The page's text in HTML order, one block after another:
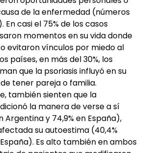
de la enfermedad (números
En casi el 75% de los casos
momentos en su vida donde
evitaron vínculos por miedo al
países, en más del 30%, los
que la psoriasis influyó en su
tener pareja o familia.
también sienten que la
la manera de verse a sí
Argentina y 74,9% en España),
su autoestima (40,4%
España). Es alto también en ambos